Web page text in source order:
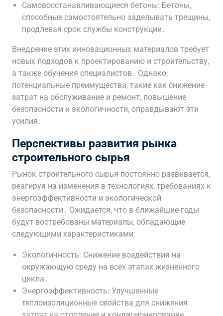
Самовосстанавливающиеся бетоны: Бетоны,
способные самостоятельно заделывать трещины,
продлевая срок службы конструкции․
Внедрение этих инновационных материалов требует
новых подходов к проектированию и строительству,
а также обучения специалистов․ Однако,
потенциальные преимущества, такие как снижение
затрат на обслуживание и ремонт, повышение
безопасности и экологичности, оправдывают эти
усилия․
Перспективы развития рынка
строительного сырья
Рынок строительного сырья постоянно развивается,
реагируя на изменения в технологиях, требованиях к
энергоэффективности и экологической
безопасности․ Ожидается, что в ближайшие годы
будут востребованы материалы, обладающие
следующими характеристиками:
Экологичность: Снижение воздействия на
окружающую среду на всех этапах жизненного
цикла․
Энергоэффективность: Улучшенные
теплоизоляционные свойства для снижения